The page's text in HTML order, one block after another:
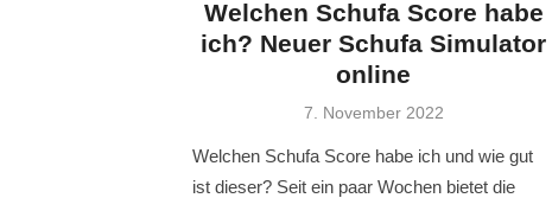
Welchen Schufa Score habe
ich? Neuer Schufa Simulator
online
Veröffentlicht
7. November 2022
Welchen Schufa Score habe ich und wie gut
ist dieser? Seit ein paar Wochen bietet die